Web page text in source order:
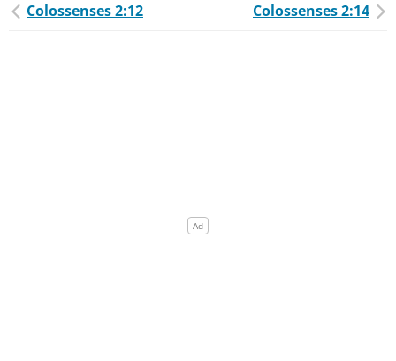
Colossenses 2:12 Colossenses 2:14